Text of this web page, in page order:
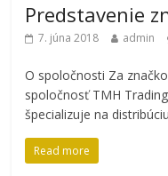
Predstavenie
7. júna 2018 admin
O spoločnosti Za
spoločnosť TMH
špecializuje na
Read more